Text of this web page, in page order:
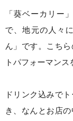
「葵ベーカリー
で、地元の人々
ん」です。こち
トパフォーマンス
ドリンク込みで
き、なんとお店